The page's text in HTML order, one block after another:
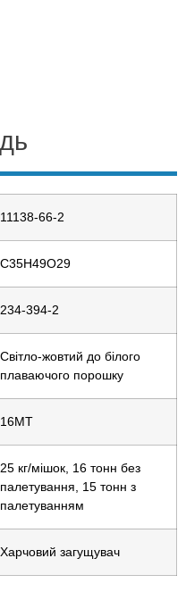
11138-66-2
C35H49O29
234-394-2
Світло-жовтий до білого
плаваючого порошку
16MT
25 кг/мішок, 16 тонн без
палетування, 15 тонн з
палетуванням
Харчовий загущувач